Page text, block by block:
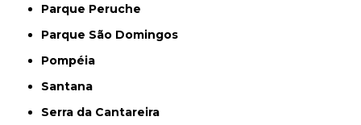
Parque Peruche
Parque São Domingos
Pompéia
Santana
Serra da Cantareira